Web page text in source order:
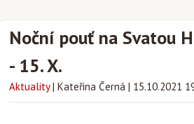
Noční pouť na Svatou
- 15. X.
Aktuality | Kateřina Černá | 15.10.2021